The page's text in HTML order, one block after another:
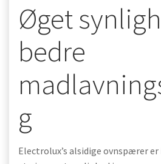
Øget
bedre
g
Electrolux’s alsidige ovnspærer